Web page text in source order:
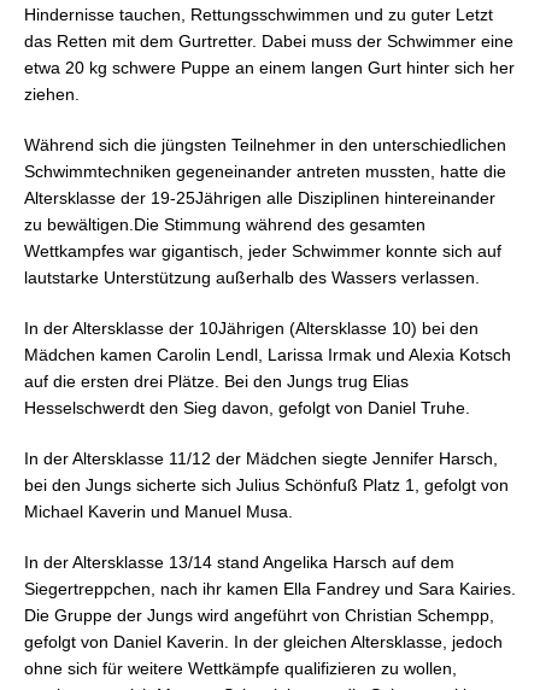
Hindernisse tauchen, Rettungsschwimmen und zu guter Letzt
das Retten mit dem Gurtretter. Dabei muss der Schwimmer eine
etwa 20 kg schwere Puppe an einem langen Gurt hinter sich her
ziehen.
Während sich die jüngsten Teilnehmer in den unterschiedlichen
Schwimmtechniken gegeneinander antreten mussten, hatte die
Altersklasse der 19-25Jährigen alle Disziplinen hintereinander
zu bewältigen.Die Stimmung während des gesamten
Wettkampfes war gigantisch, jeder Schwimmer konnte sich auf
lautstarke Unterstützung außerhalb des Wassers verlassen.
In der Altersklasse der 10Jährigen (Altersklasse 10) bei den
Mädchen kamen Carolin Lendl, Larissa Irmak und Alexia Kotsch
auf die ersten drei Plätze. Bei den Jungs trug Elias
Hesselschwerdt den Sieg davon, gefolgt von Daniel Truhe.
In der Altersklasse 11/12 der Mädchen siegte Jennifer Harsch,
bei den Jungs sicherte sich Julius Schönfuß Platz 1, gefolgt von
Michael Kaverin und Manuel Musa.
In der Altersklasse 13/14 stand Angelika Harsch auf dem
Siegertreppchen, nach ihr kamen Ella Fandrey und Sara Kairies.
Die Gruppe der Jungs wird angeführt von Christian Schempp,
gefolgt von Daniel Kaverin. In der gleichen Altersklasse, jedoch
ohne sich für weitere Wettkämpfe qualifizieren zu wollen,